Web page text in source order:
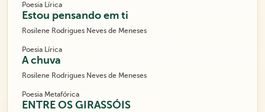
Poesia Lírica
Estou pensando em ti
Rosilene Rodrigues Neves de Meneses
Poesia Lírica
A chuva
Rosilene Rodrigues Neves de Meneses
Poesia Metafórica
ENTRE OS GIRASSÓIS